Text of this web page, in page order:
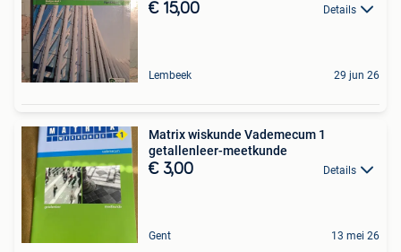
€ 15,00 Details
Lembeek 29 jun 26
Matrix wiskunde Vademecum 1
getallenleer-meetkunde
€ 3,00 Details
Gent 13 mei 26